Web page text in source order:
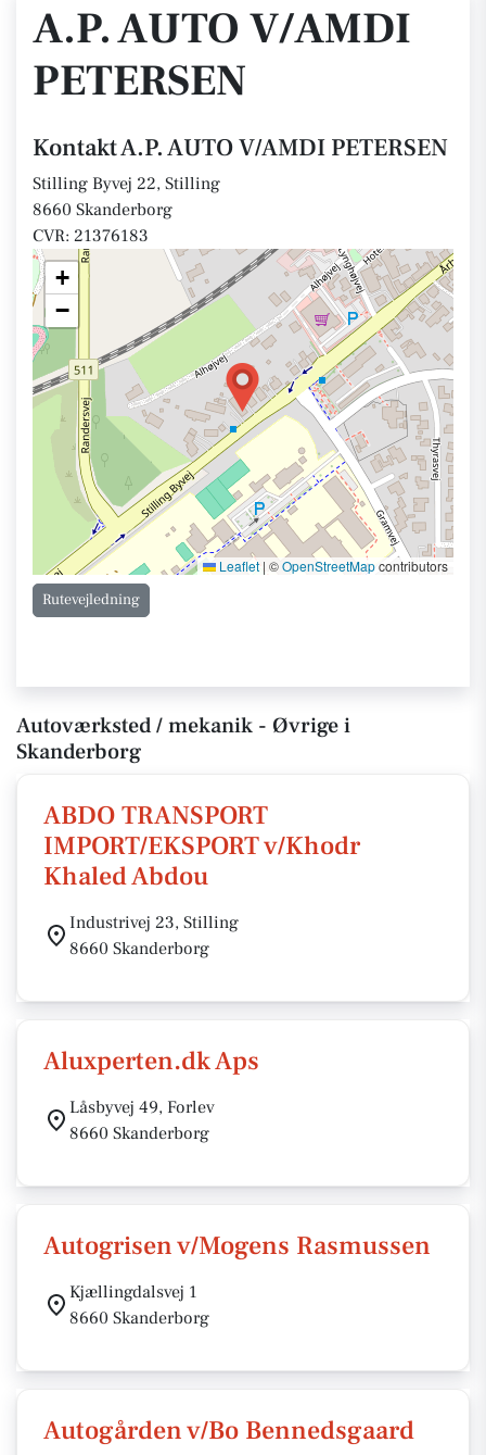
A.P. AUTO V/AMDI
PETERSEN
Kontakt A.P. AUTO V/AMDI PETERSEN
Stilling Byvej 22, Stilling
8660 Skanderborg
CVR: 21376183
+
−
Leaflet | ©OpenStreetMapcontributors
Rutevejledning
Autoværksted / mekanik - Øvrige i
Skanderborg
ABDO TRANSPORT
IMPORT/EKSPORT v/Khodr
Khaled Abdou
Industrivej 23, Stilling
8660 Skanderborg
Aluxperten.dk Aps
Låsbyvej 49, Forlev
8660 Skanderborg
Autogrisen v/Mogens Rasmussen
Kjællingdalsvej 1
8660 Skanderborg
Autogården v/Bo Bennedsgaard